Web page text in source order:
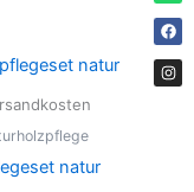
natur